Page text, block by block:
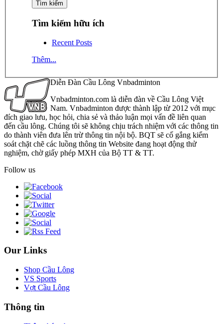
Tìm kiếm hữu ích
Recent Posts
Thêm...
Diễn Đàn Cầu Lông Vnbadminton
Vnbadminton.com là diễn đàn về Cầu Lông Việt
Nam. Vnbadminton được thành lập từ 2012 với mục
đích giao lưu, học hỏi, chia sẻ và thảo luận mọi vấn đề liên quan
đến cầu lông. Chúng tôi sẽ không chịu trách nhiệm với các thông tin
do thành viên đưa lên trừ thông tin nội bộ. BQT sẽ cố gắng kiểm
soát chặt chẽ các luồng thông tin Website đang hoạt động thử
nghiệm, chờ giấy phép MXH của Bộ TT & TT.
Follow us
Our Links
Shop Cầu Lông
VS Sports
Vợt Cầu Lông
Thông tin